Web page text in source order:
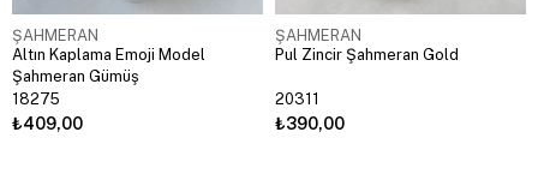
ŞAHMERAN
Altın Kaplama Emoji Model
Şahmeran Gümüş
18275
₺409,00
ŞAHMERAN
Pul Zincir Şahmeran Gold
20311
₺390,00